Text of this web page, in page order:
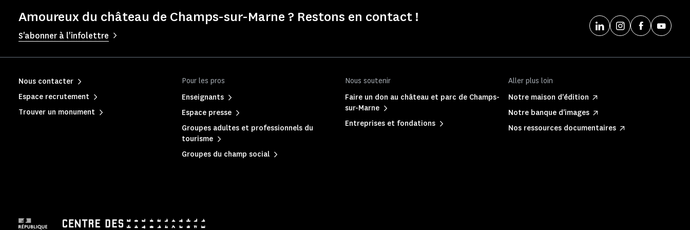
Amoureux du château de Champs-sur-Marne ? Restons en contact !
S'abonner à l'infolettre
Pour les pros
Enseignants
Espace presse
Groupes adultes et professionnels du
tourisme
Groupes du champ social
Nous soutenir
Faire un don au château et parc de Champs-
sur-Marne
Entreprises et fondations
Aller plus loin
Notre maison d'édition
Notre banque d'images
Nos ressources documentaires
Nous contacter
Espace recrutement
Trouver un monument